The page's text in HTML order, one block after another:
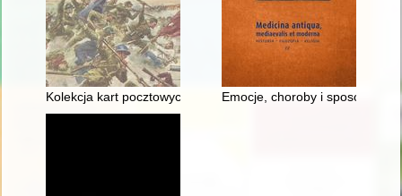
Kolekcja kart pocztowych Mariana Sołobodowskiego "Bitwa
Emocje, choroby i sposoby